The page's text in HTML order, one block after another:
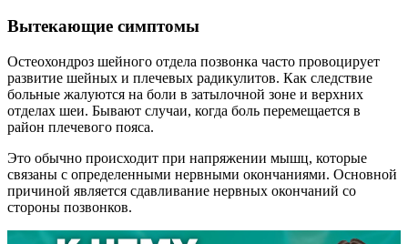
Вытекающие симптомы
Остеохондроз шейного отдела позвонка часто провоцирует
развитие шейных и плечевых радикулитов. Как следствие
больные жалуются на боли в затылочной зоне и верхних
отделах шеи. Бывают случаи, когда боль перемещается в
район плечевого пояса.
Это обычно происходит при напряжении мышц, которые
связаны с определенными нервными окончаниями. Основной
причиной является сдавливание нервных окончаний со
стороны позвонков.